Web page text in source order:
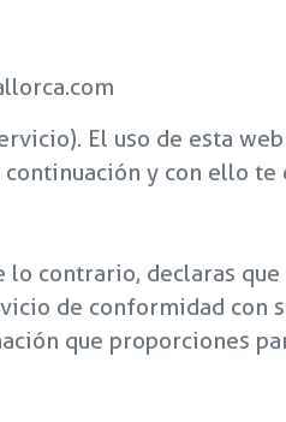
El uso de esta
y con ello
contrario, declaras
de conformidad con
que proporciones